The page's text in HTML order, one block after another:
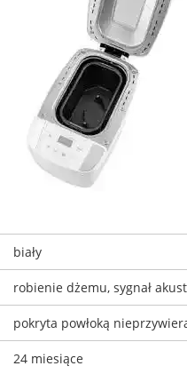
biały
robienie dżemu, sygnał
pokryta powłoką
24 miesiące